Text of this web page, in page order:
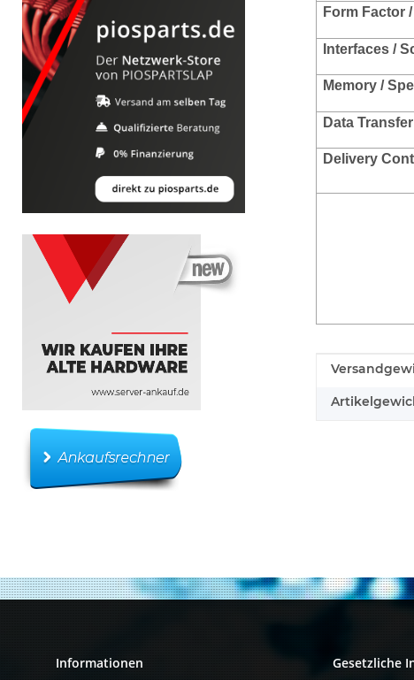
Form Factor
Interfaces /
Memory /
Data
Delivery
Wert
Informationen Gesetzliche